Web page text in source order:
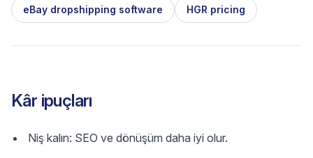
eBay dropshipping software HGR pricing
Kâr ipuçları
Niş kalın: SEO ve dönüşüm daha iyi olur.